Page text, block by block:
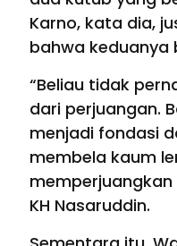
Karno, kata dia,
bahwa keduanya
“Beliau tidak
dari perjuangan.
menjadi fondasi
membela kaum
KH Nasaruddin.